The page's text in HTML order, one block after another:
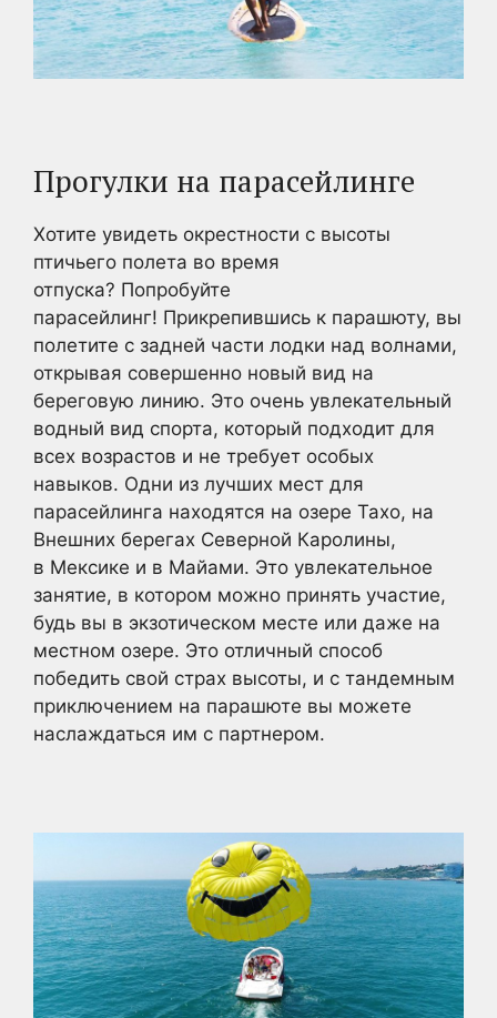
Прогулки на парасейлинге
Хотите увидеть окрестности с высоты
птичьего полета во время
отпуска? Попробуйте
парасейлинг! Прикрепившись к парашюту, вы
полетите с задней части лодки над волнами,
открывая совершенно новый вид на
береговую линию. Это очень увлекательный
водный вид спорта, который подходит для
всех возрастов и не требует особых
навыков. Одни из лучших мест для
парасейлинга находятся на озере Тахо, на
Внешних берегах Северной Каролины,
в Мексике и в Майами. Это увлекательное
занятие, в котором можно принять участие,
будь вы в экзотическом месте или даже на
местном озере. Это отличный способ
победить свой страх высоты, и с тандемным
приключением на парашюте вы можете
наслаждаться им с партнером.